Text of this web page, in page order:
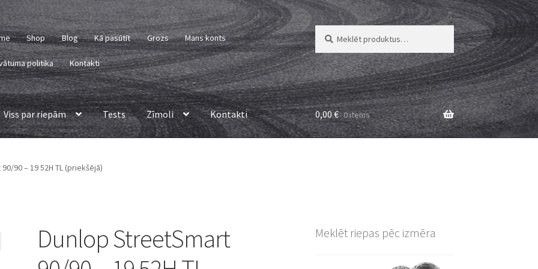
Shop Blog Kā pasūtīt Grozs Mans konts
politika Kontakti
Meklēt:
Meklēt
Viss par riepām Tests Zīmoli Kontakti 0,00€ 0 items
90 – 19 52H TL (priekšējā)
Dunlop StreetSmart
Meklēt riepas pēc izmēra